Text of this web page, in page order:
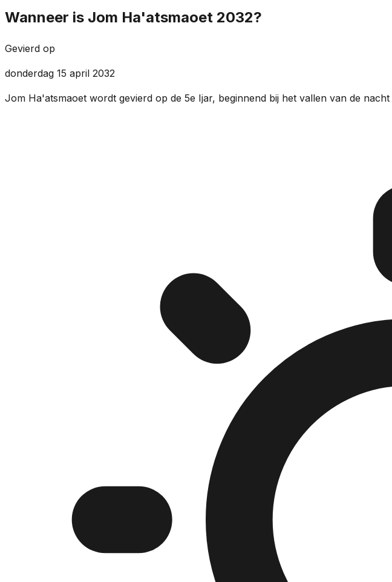
Wanneer is Jom Ha'atsmaoet 2032?
Gevierd op
donderdag 15 april 2032
Jom Ha'atsmaoet wordt gevierd op de 5e Ijar, beginnend bij het vallen van de